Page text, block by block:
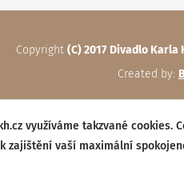
Copyright (C) 2017 Divadlo Karla
Created by:
využíváme takzvané
zajištění vaší maximální